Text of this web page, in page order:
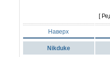
[
Наверх
Nikduke